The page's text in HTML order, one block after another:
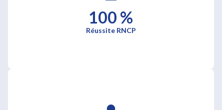
100 %
Réussite RNCP